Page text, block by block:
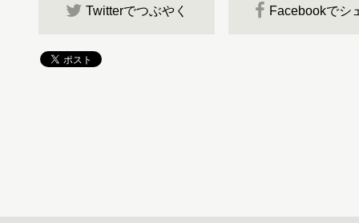
Twitterでつぶやく Facebookでシ